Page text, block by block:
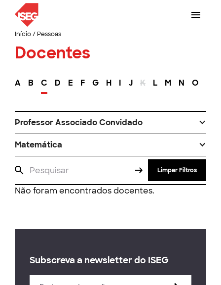
Início/ Pessoas
Docentes
A B C D E F G H I J K L M N O
Professor Associado Convidado
Matemática
Limpar Filtros
Não foram encontrados docentes.
Subscreva a newsletter do ISEG